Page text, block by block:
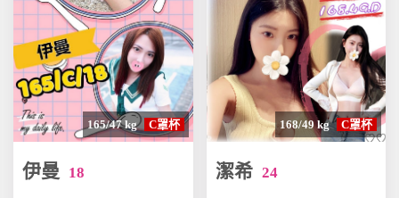
165/47 kg C罩杯
伊曼 18
168/49 kg C罩杯
潔希 24